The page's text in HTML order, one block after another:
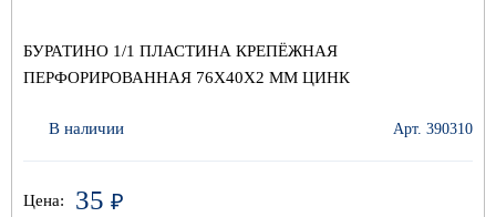
БУРАТИНО 1/1 ПЛАСТИНА КРЕПЁЖНАЯ
ПЕРФОРИРОВАННАЯ 76Х40Х2 ММ ЦИНК
В наличии Арт. 390310
Цена: 35 ₽